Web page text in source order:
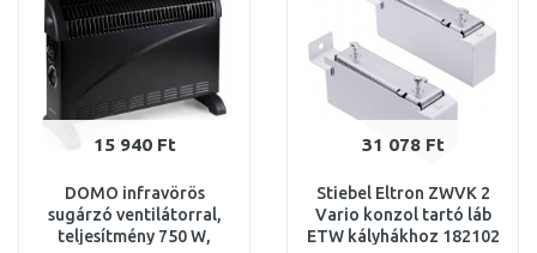
15 940 Ft
DOMO infravörös
sugárzó ventilátorral,
teljesítmény 750 W,
31 078 Ft
Stiebel Eltron ZWVK 2
Vario konzol tartó láb
ETW kályhákhoz 182102